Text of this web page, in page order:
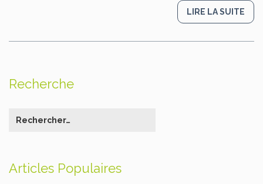
LIRE LA SUITE
Recherche
Articles Populaires